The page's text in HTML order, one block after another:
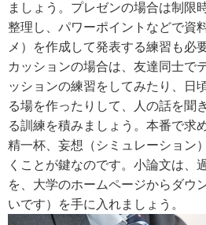
ましょう。プレゼンの場合は制限
整理し、パワーポイントなどで資
メ）を作成して発表する練習も必
カッションの場合は、友達同士で
ッションの練習をしてみたり、日
る場を作ったりして、人の話を聞
る訓練を積みましょう。本番で求
精一杯、妄想（シミュレーション
くことが鍵なのです。小論文は、
を、大学のホームページからダウ
いです）を手に入れましょう。